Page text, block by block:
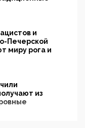
и
Печерской
миру рога и
из